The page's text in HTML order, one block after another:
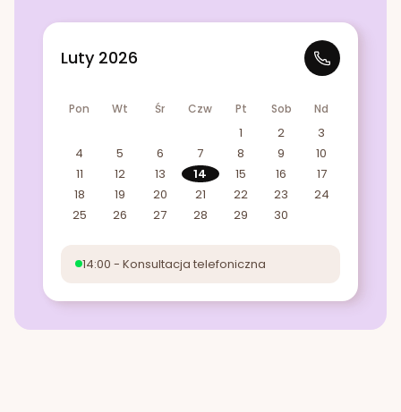
Luty 2026
Pon Wt Śr Czw Pt Sob Nd
1 2
3
4
5 6 7 8 9
10
11
12 13 14 15 16
17
18
19 20 21 22 23
24
25
26 27 28 29 30
14:00 - Konsultacja telefoniczna